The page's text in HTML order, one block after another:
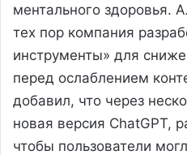
ментального здоровья.
тех пор компания
инструменты» для
перед ослаблением
добавил, что через
новая версия ChatGPT,
чтобы пользователи